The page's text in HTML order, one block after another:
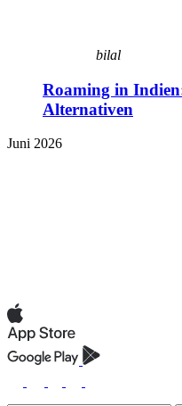
bilal
Roaming in
Alternativen
Juni 2026